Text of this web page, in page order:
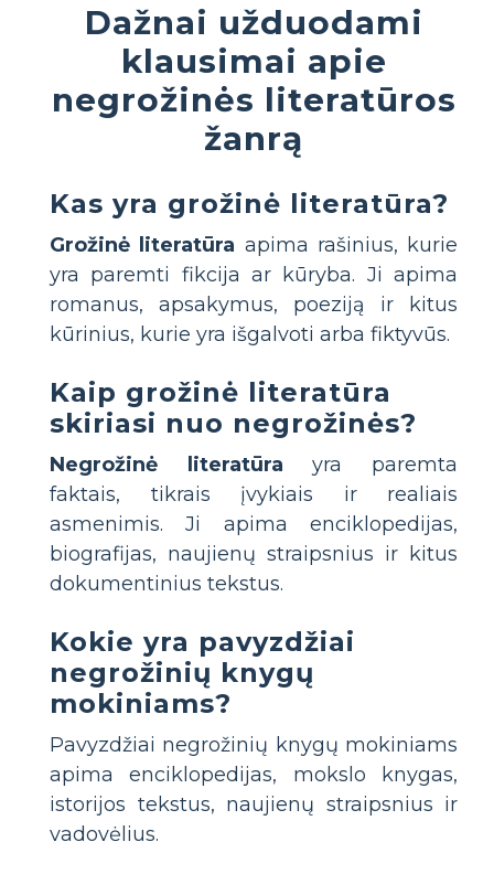
Dažnai užduodami
klausimai apie
negrožinės literatūros
žanrą
Kas yra grožinė literatūra?
Grožinė literatūra apima rašinius, kurie
yra paremti fikcija ar kūryba. Ji apima
romanus, apsakymus, poeziją ir kitus
kūrinius, kurie yra išgalvoti arba fiktyvūs.
Kaip grožinė literatūra
skiriasi nuo negrožinės?
Negrožinė literatūra yra paremta
faktais, tikrais įvykiais ir realiais
asmenimis. Ji apima enciklopedijas,
biografijas, naujienų straipsnius ir kitus
dokumentinius tekstus.
Kokie yra pavyzdžiai
negrožinių knygų
mokiniams?
Pavyzdžiai negrožinių knygų mokiniams
apima enciklopedijas, mokslo knygas,
istorijos tekstus, naujienų straipsnius ir
vadovėlius.